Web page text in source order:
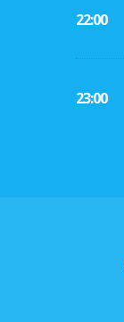
22:00
23:00